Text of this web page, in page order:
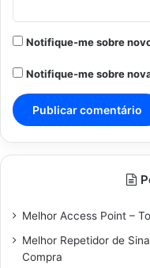
Notifique-me sobre
Notifique-me sobre
Melhor Access Point –
Melhor Repetidor de
Compra